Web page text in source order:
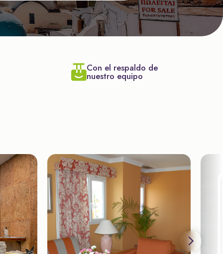
Con el respaldo de
nuestro equipo